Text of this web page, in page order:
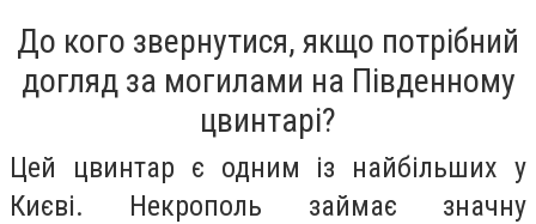
До кого звернутися, якщо потрібний
догляд за могилами на Південному
цвинтарі?
Цей цвинтар є одним із найбільших у
Києві. Некрополь займає значну